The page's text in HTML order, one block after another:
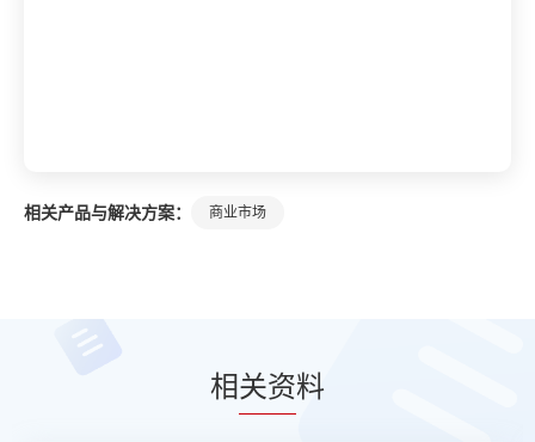
相关产品与解决方案： 商业市场
相关资料